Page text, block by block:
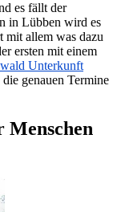
es fällt der
in Lübben wird es
mit allem was dazu
ersten mit einem
Unterkunft
genauen Termine
Menschen